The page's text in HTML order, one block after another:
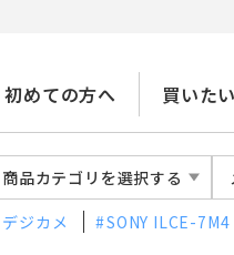
初めての方へ 買いたい
商品カテゴリを選択する
ジカメ SONY ILCE-7M4